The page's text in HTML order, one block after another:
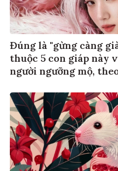
Đúng là "gừng càng
thuộc 5 con giáp này
người ngưỡng mộ,